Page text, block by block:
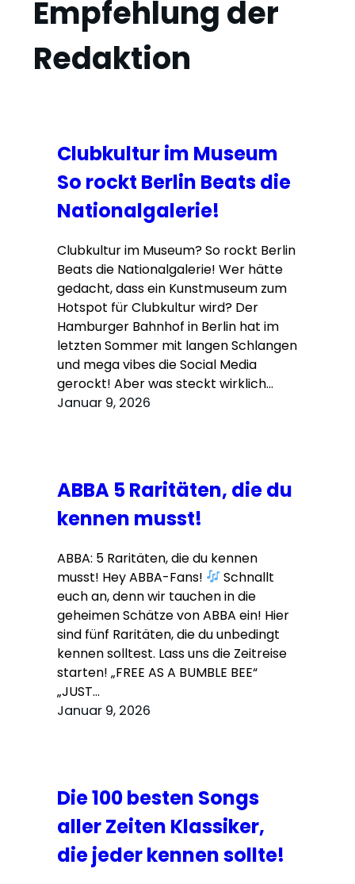
Empfehlung der
Redaktion
Clubkultur im Museum
So rockt Berlin Beats die
Nationalgalerie!
Clubkultur im Museum? So rockt Berlin
Beats die Nationalgalerie! Wer hätte
gedacht, dass ein Kunstmuseum zum
Hotspot für Clubkultur wird? Der
Hamburger Bahnhof in Berlin hat im
letzten Sommer mit langen Schlangen
und mega vibes die Social Media
gerockt! Aber was steckt wirklich…
Januar 9, 2026
ABBA 5 Raritäten, die du
kennen musst!
ABBA: 5 Raritäten, die du kennen
musst! Hey ABBA-Fans!
Schnallt
euch an, denn wir tauchen in die
geheimen Schätze von ABBA ein! Hier
sind fünf Raritäten, die du unbedingt
kennen solltest. Lass uns die Zeitreise
starten! „FREE AS A BUMBLE BEE“
„JUST…
Januar 9, 2026
Die 100 besten Songs
aller Zeiten Klassiker,
die jeder kennen sollte!